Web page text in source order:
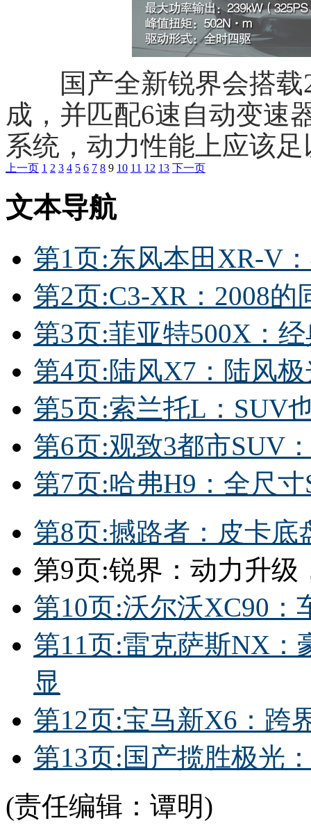
国产全新锐界会搭载
成，并匹配6速自动变速
系统，动力性能上应该
上一页 1 2 3 4 5 6 7 8 9 10 11 12 13 下一页
文本导航
第1页:东风本田XR-V
第2页:C3-XR：2008
第3页:菲亚特500X：
第4页:陆风X7：陆风
第5页:索兰托L：SUV
第6页:观致3都市SUV
第7页:哈弗H9：全尺
第8页:撼路者：皮卡底
第9页:锐界：动力升级
第10页:沃尔沃XC90
第11页:雷克萨斯NX：
显
第12页:宝马新X6：跨
第13页:国产揽胜极光
(责任编辑：谭明)